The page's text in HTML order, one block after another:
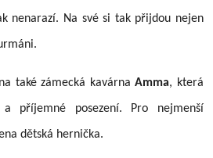
nenarazí. Na své si tak přijdou nejen
také zámecká kavárnaAmma, která
a příjemné posezení. Pro nejmenší
dětská hernička.